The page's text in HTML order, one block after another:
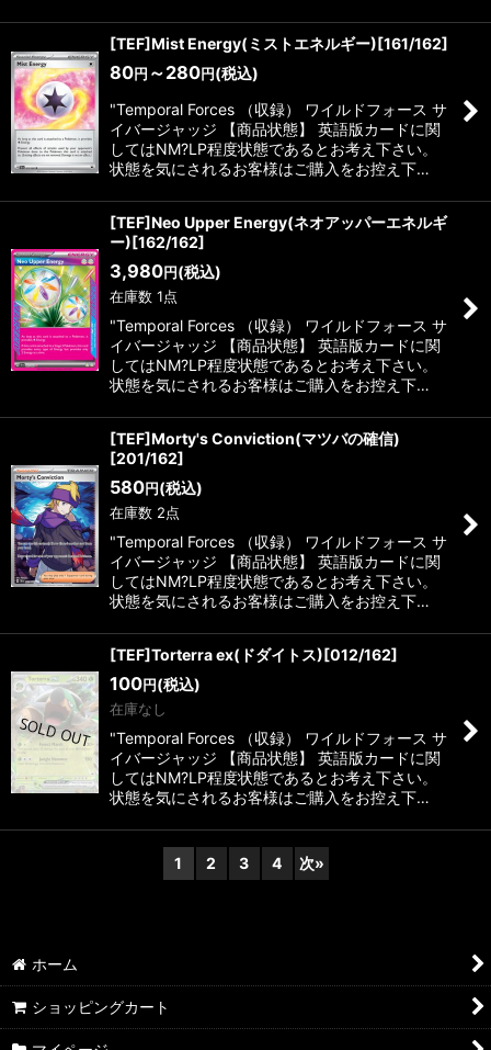
[TEF]Mist Energy(ミストエネルギー)[161/162]
80円 ～280円 (税込)
"Temporal Forces （収録） ワイルドフォース サ
イバージャッジ 【商品状態】 英語版カードに関
してはNM?LP程度状態であるとお考え下さい。
状態を気にされるお客様はご購入をお控え下…
[TEF]Neo Upper Energy(ネオアッパーエネルギ
ー)[162/162]
3,980円 (税込)
在庫数 1点
"Temporal Forces （収録） ワイルドフォース サ
イバージャッジ 【商品状態】 英語版カードに関
してはNM?LP程度状態であるとお考え下さい。
状態を気にされるお客様はご購入をお控え下…
[TEF]Morty's Conviction(マツバの確信)
[201/162]
580円 (税込)
在庫数 2点
"Temporal Forces （収録） ワイルドフォース サ
イバージャッジ 【商品状態】 英語版カードに関
してはNM?LP程度状態であるとお考え下さい。
状態を気にされるお客様はご購入をお控え下…
[TEF]Torterra ex(ドダイトス)[012/162]
100円 (税込)
在庫なし
"Temporal Forces （収録） ワイルドフォース サ
イバージャッジ 【商品状態】 英語版カードに関
してはNM?LP程度状態であるとお考え下さい。
状態を気にされるお客様はご購入をお控え下…
1 2 3 4 次»
ホーム
ショッピングカート